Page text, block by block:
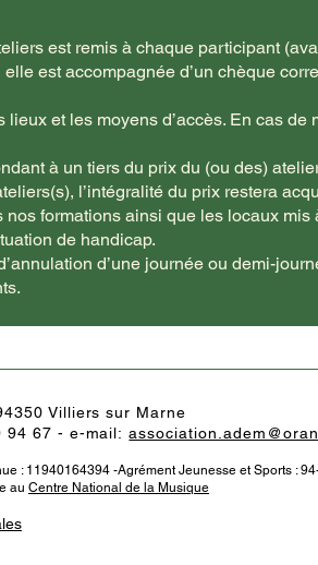
est remis à chaque participant
est accompagnée d’un chèque
et les moyens d’accès. En cas de
à un tiers du prix du (ou des)
l’intégralité du prix restera
formations ainsi que les locaux mis
de handicap.
d’une journée ou demi-
Villiers sur Marne
94 67 - e-mail:
: 11940164394 -Agrément Jeunesse et Sports :
au Centre National de la Musique